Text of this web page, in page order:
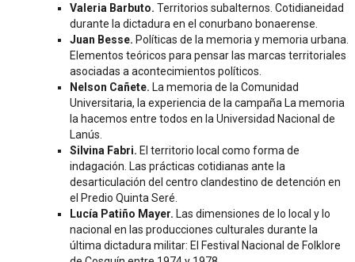
Valeria Barbuto. Territorios subalternos. Cotidianeidad
durante la dictadura en el conurbano bonaerense.
Juan Besse. Políticas de la memoria y memoria urbana.
Elementos teóricos para pensar las marcas territoriales
asociadas a acontecimientos políticos.
Nelson Cañete. La memoria de la Comunidad
Universitaria, la experiencia de la campaña La memoria
la hacemos entre todos en la Universidad Nacional de
Lanús.
Silvina Fabri. El territorio local como forma de
indagación. Las prácticas cotidianas ante la
desarticulación del centro clandestino de detención en
el Predio Quinta Seré.
Lucía Patiño Mayer. Las dimensiones de lo local y lo
nacional en las producciones culturales durante la
última dictadura militar: El Festival Nacional de Folklore